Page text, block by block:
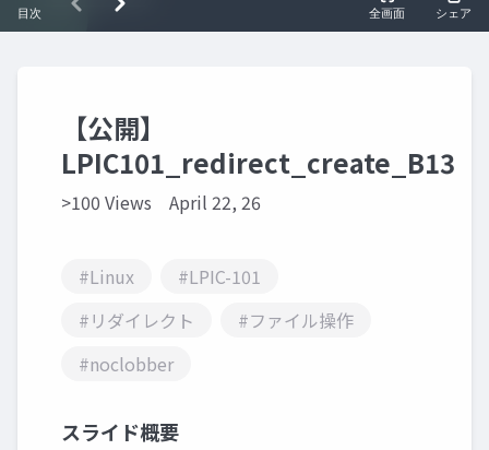
【公開】
LPIC101_redirect_create_B13
>100 Views April 22, 26
#Linux
#LPIC-101
#リダイレクト
#ファイル操作
#noclobber
スライド概要